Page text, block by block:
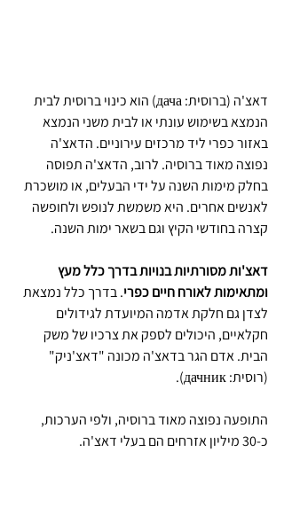
דאצ'ה (ברוסית: дача) הוא כינוי ברוסית לבית
הנמצא בשימוש עונתי או לבית משני הנמצא
באזור כפרי ליד מרכזים עירוניים. הדאצ'ה
נפוצה מאוד ברוסיה. לרוב, הדאצ'ה תפוסה
בחלק מימות השנה על ידי הבעלים, או מושכרת
לאנשים אחרים. היא משמשת לנופש ולחופשה
קצרה בחודשי הקיץ וגם בשאר ימות השנה.
דאצ'ות מסורתיות בנויות בדרך כלל מעץ
ומתאימות לאורח חיים כפרי. בדרך כלל נמצאת
לצדן גם חלקת אדמה המיועדת לגידולים
חקלאיים, היכולים לספק את צרכיו של משק
הבית. אדם הגר בדאצ'ה מכונה "דאצ'ניק"
(רוסית: дачник).
התופעה נפוצה מאוד ברוסיה, ולפי הערכות,
כ-30 מיליון אזרחים הם בעלי דאצ'ה.